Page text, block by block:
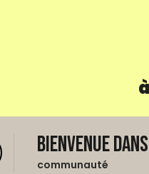
Bienvenue
communauté